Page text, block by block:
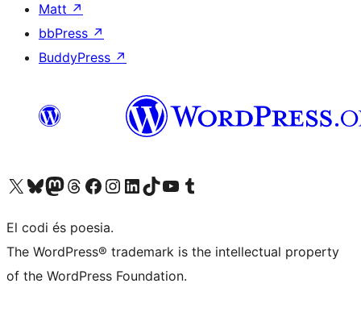
Matt ↗
bbPress ↗
BuddyPress ↗
Visiteu el nostre compte X (abans Twitter)
Visiteu el nostre compte de Bluesky
Visiteu el nostre compte al Mastodon
Visiteu el nostre compte de Threads
Visiteu la nostra pàgina al Facebook
Visiteu el nostre compte d'Instagram
Visiteu el nostre compte de LinkedIn
Visiteu el nostre compte de TikTok
Visiteu el nostre canal al YouTube
Visiteu el nostre compte de Tumblr
El codi és poesia.
The WordPress® trademark is the intellectual property
of the WordPress Foundation.